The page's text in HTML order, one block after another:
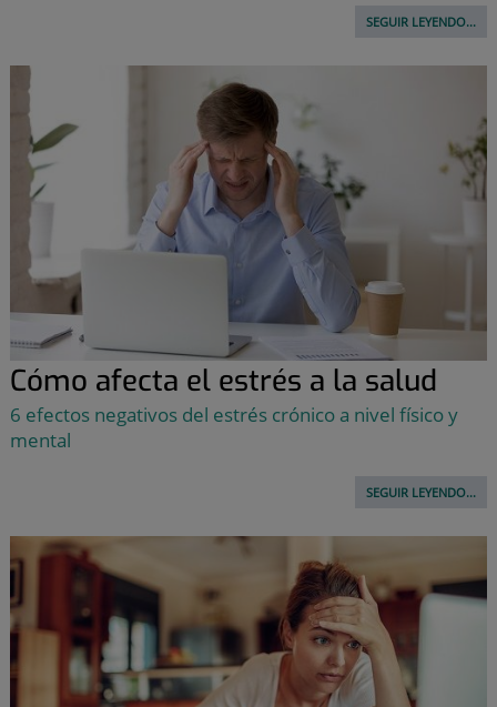
SEGUIR LEYENDO...
Cómo afecta el estrés a la salud
6 efectos negativos del estrés crónico a nivel físico y
mental
SEGUIR LEYENDO...